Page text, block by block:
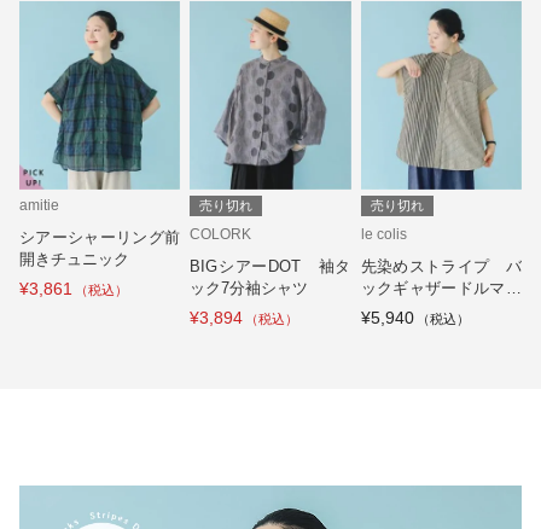
amitie
シアーシャーリング前
開きチュニック
¥3,861
売り切れ
COLORK
BIGシアーDOT 袖タ
ック7分袖シャツ
¥3,894
売り切れ
le colis
先染めストライプ バ
ックギャザードルマン
シャツ
¥5,940